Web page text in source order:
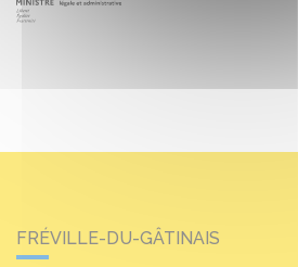
FRÉVILLE-DU-GÂTINAIS